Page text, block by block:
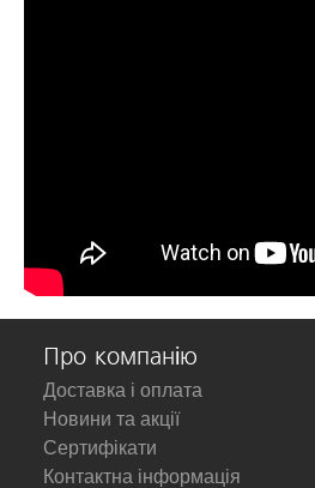
Про компанію
Доставка і оплата
Новини та акції
Сертифікати
Контактна інформація